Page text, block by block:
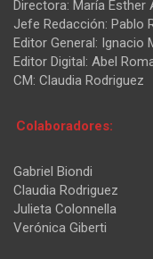
Directora: María Esther
Jefe Redacción: Pablo
Editor General: Ignacio
Editor Digital: Abel
CM: Claudia Rodriguez
Colaboradores:
Gabriel Biondi
Claudia Rodriguez
Julieta Colonnella
Verónica Giberti